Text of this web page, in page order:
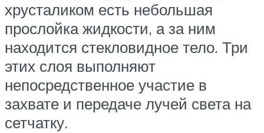
хрусталиком есть небольшая
прослойка жидкости, а за ним
находится стекловидное тело. Три
этих слоя выполняют
непосредственное участие в
захвате и передаче лучей света на
сетчатку.